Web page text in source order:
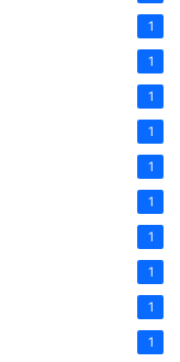
1
1
1
1
1
1
1
1
1
1